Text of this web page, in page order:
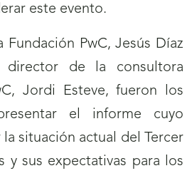
este evento.
Fundación PwC, Jesús Díaz
de la consultora
Jordi Esteve, fueron los
el informe cuyo
situación actual del Tercer
y sus expectativas para los